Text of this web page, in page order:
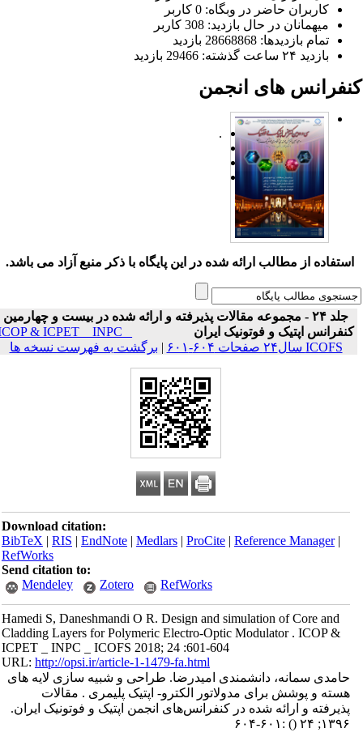
کاربران حاضر در وبگاه: 0 کاربر
میهمانان در حال بازدید: 308 کاربر
تمام بازدید‌ها: 28668868 بازدید
بازدید ۲۴ ساعت گذشته: 29466 بازدید
های انجمن
.
استفاده از مطالب ارائه شده در این پایگاه با ذکر منبع آزاد می باشد.
جلد ۲۴ - مجموعه مقالات پذیرفته و ارائه شده در بیست و چهارمین
کنفرانس اپتیک و فوتونیک ایران
ICOP & ICPET _ INPC _
ICOFS سال۲۴ صفحات ۶۰۴-۶۰۱
| برگشت به فهرست نسخه ها
Download citation:
BibTeX|RIS|EndNote|Medlars|ProCite|Reference Manager
RefWorks
Send citation to:
Mendeley
Zotero RefWorks
Hamedi S, Daneshmandi O R. Design and simulation of Core and
Cladding Layers for Polymeric Electro-Optic Modulator . ICOP &
ICPET _ INPC _ ICOFS 2018; 24 :601-604
URL:http://opsi.ir/article-1-1479-fa.html
حامدی سمانه، دانشمندی امیدرضا. طراحی و شبیه سازی لایه های
هسته و پوشش برای مدولاتور الکترو- اپتیک پلیمری . مقالات
پذیرفته و ارائه شده در کنفرانس‌های انجمن اپتیک و فوتونیک ایران.
۱۳۹۶; ۲۴
() :۶۰۱-۶۰۴